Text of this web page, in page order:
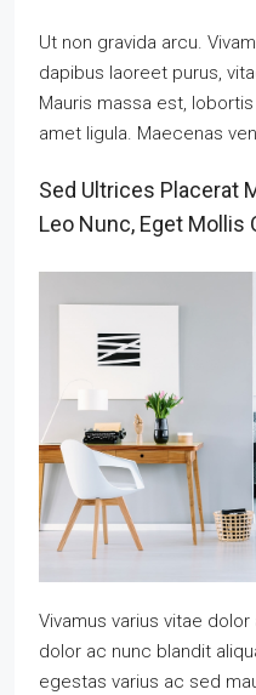
Ut non gravida arcu.
dapibus laoreet purus,
Mauris massa est,
amet ligula. Maecenas
Sed Ultrices Placerat
Leo Nunc, Eget Mollis
Vivamus varius vitae
dolor ac nunc blandit
egestas varius ac sed